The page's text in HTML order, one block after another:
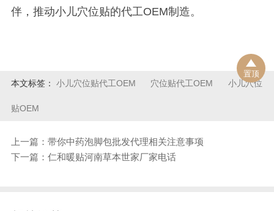
伴，推动小儿穴位贴的代工OEM制造。
本文标签： 小儿穴位贴代工OEM 穴位贴代工OEM 小儿穴位
贴OEM
上一篇：带你中药泡脚包批发代理相关注意事项
下一篇：仁和暖贴河南草本世家厂家电话
置顶